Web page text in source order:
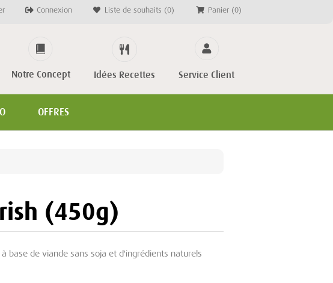
Connexion Liste de souhaits (0) Panier (0)
Notre Concept Idées Recettes Service Client
OFFRES
(450g)
base de viande sans soja et d'ingrédients naturels